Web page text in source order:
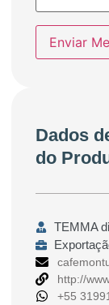
Enviar
Dados
do
TEMMA
http://
+55